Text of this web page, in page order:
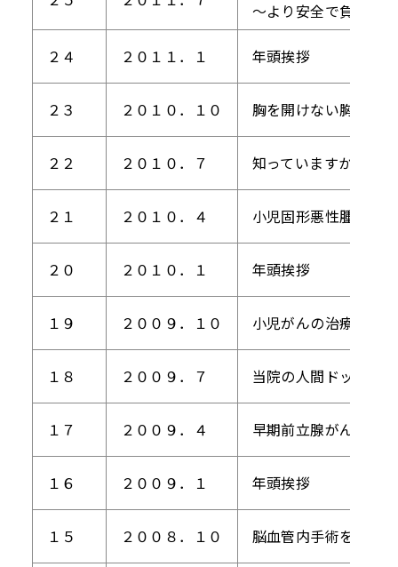
～より安全で負担の
２４ ２０１１．１ 年頭挨拶
２３ ２０１０．１０ 胸を開けない胸部大
２２ ２０１０．７ 知っていますか？『
２１ ２０１０．４ 小児固形悪性腫瘍
２０ ２０１０．１ 年頭挨拶
１９ ２００９．１０ 小児がんの治療
１８ ２００９．７ 当院の人間ドックで
１７ ２００９．４ 早期前立腺がんに対
１６ ２００９．１ 年頭挨拶
１５ ２００８．１０ 脳血管内手術を積極